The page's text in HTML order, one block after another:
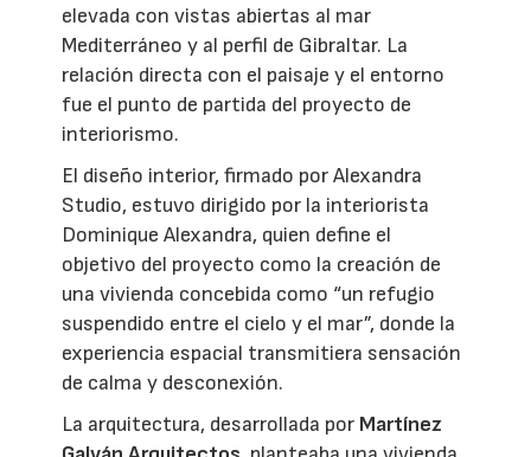
elevada con vistas abiertas al mar
Mediterráneo y al perfil de Gibraltar. La
relación directa con el paisaje y el entorno
fue el punto de partida del proyecto de
interiorismo.
El diseño interior, firmado por Alexandra
Studio, estuvo dirigido por la interiorista
Dominique Alexandra, quien define el
objetivo del proyecto como la creación de
una vivienda concebida como “un refugio
suspendido entre el cielo y el mar”, donde la
experiencia espacial transmitiera sensación
de calma y desconexión.
La arquitectura, desarrollada por Martínez